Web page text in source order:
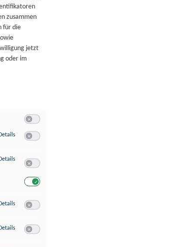
zusammen
für die
jetzt
oder im
zu Speichern von oder Zugriff auf Informationen auf einem Endgerät
zu Verwendung reduzierter Daten zur Auswahl von Werbeanzeigen
zu Erstellung von Profilen für personalisierte Werbung
zu Verwendung von Profilen zur Auswahl personalisierter Werbung